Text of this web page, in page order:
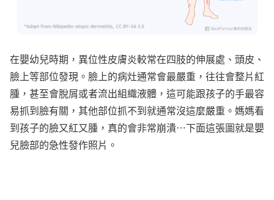
在嬰幼兒時期，異位性皮膚炎較常在四肢的伸展處、頭皮、
臉上等部位發現。臉上的病灶通常會最嚴重，往往會整片紅
腫，甚至會脫屑或者流出組織液體，這可能跟孩子的手最容
易抓到臉有關，其他部位抓不到就通常沒這麼嚴重。媽媽看
到孩子的臉又紅又腫，真的會非常崩潰⋯下面這張圖就是嬰
兒臉部的急性發作照片。